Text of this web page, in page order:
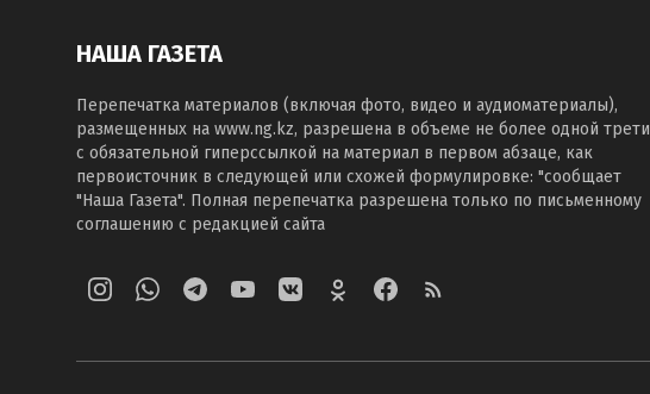
НАША ГАЗЕТА
Перепечатка материалов (включая фото, видео и аудиоматериалы),
размещенных на www.ng.kz, разрешена в объеме не более одной трети
с обязательной гиперссылкой на материал в первом абзаце, как
первоисточник в следующей или схожей формулировке: "сообщает
"Наша Газета". Полная перепечатка разрешена только по письменному
соглашению с редакцией сайта